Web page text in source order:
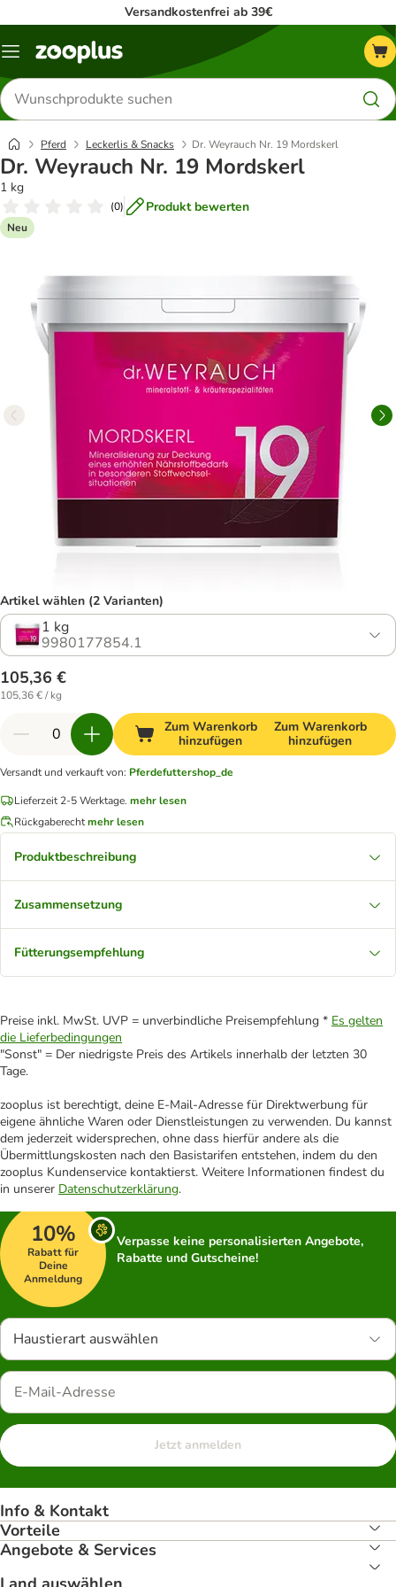
Versandkostenfrei ab 39€
Menü
Produkte
suchen
Pferd Leckerlis & Snacks Dr. Weyrauch Nr. 19 Mordskerl
Dr. Weyrauch Nr. 19 Mordskerl
1 kg
(0) Produkt bewerten
Neu
Artikel wählen (2 Varianten)
1 kg
9980177854.1
105,36 €
105,36 € / kg
Zum Warenkorb
hinzufügen
Zum Warenkorb
hinzufügen
Versandt und verkauft von: Pferdefuttershop_de
Lieferzeit 2-5 Werktage. mehr lesen
Rückgaberechtmehr lesen
Produktbeschreibung
Zusammensetzung
Fütterungsempfehlung
Preise inkl. MwSt. UVP = unverbindliche Preisempfehlung * Es gelten
die Lieferbedingungen
"Sonst" = Der niedrigste Preis des Artikels innerhalb der letzten 30
Tage.
zooplus ist berechtigt, deine E-Mail-Adresse für Direktwerbung für
eigene ähnliche Waren oder Dienstleistungen zu verwenden. Du kannst
dem jederzeit widersprechen, ohne dass hierfür andere als die
Übermittlungskosten nach den Basistarifen entstehen, indem du den
zooplus Kundenservice kontaktierst. Weitere Informationen findest du
in unserer Datenschutzerklärung.
10%
Rabatt für
Deine
Anmeldung
Verpasse keine personalisierten Angebote,
Rabatte und Gutscheine!
Haustierart auswählen
Jetzt anmelden
Info & Kontakt
Vorteile
Angebote & Services